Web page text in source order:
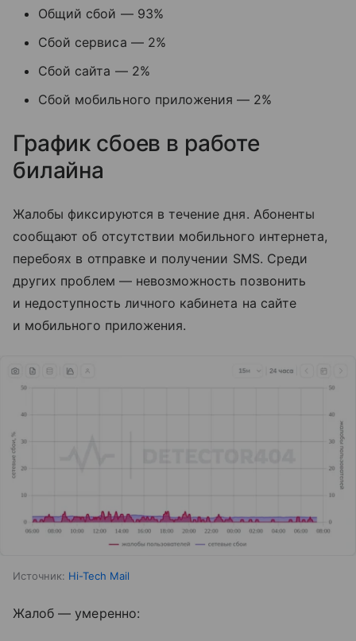
Общий сбой — 93%
Сбой сервиса — 2%
Сбой сайта — 2%
Сбой мобильного приложения — 2%
График сбоев в работе
билайна
Жалобы фиксируются в течение дня. Абоненты
сообщают об отсутствии мобильного интернета,
перебоях в отправке и получении SMS. Среди
других проблем — невозможность позвонить
и недоступность личного кабинета на сайте
и мобильного приложения.
Источник: Hi-Tech Mail
Жалоб — умеренно: